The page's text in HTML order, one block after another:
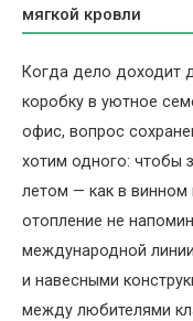
мягкой кровли
Когда дело доходит
коробку в уютное
офис, вопрос
хотим одного: чтобы
летом — как в винном
отопление не
международной
и навесными
между любителями